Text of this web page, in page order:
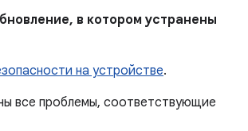
в котором устранены
на устройстве.
все проблемы, соответствующие